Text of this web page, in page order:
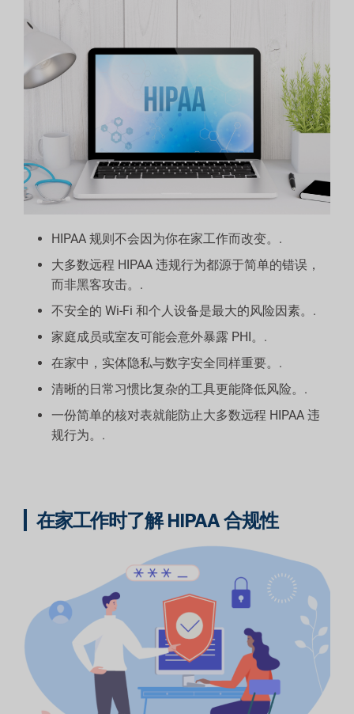
HIPAA 规则不会因为你在家工作而改变。.
大多数远程 HIPAA 违规行为都源于简单的错误，
而非黑客攻击。.
不安全的 Wi-Fi 和个人设备是最大的风险因素。.
家庭成员或室友可能会意外暴露 PHI。.
在家中，实体隐私与数字安全同样重要。.
清晰的日常习惯比复杂的工具更能降低风险。.
一份简单的核对表就能防止大多数远程 HIPAA 违
规行为。.
在家工作时了解 HIPAA 合规性